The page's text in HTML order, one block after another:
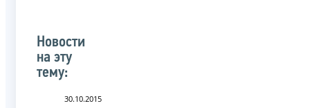
Новости
на эту
тему:
30.10.2015